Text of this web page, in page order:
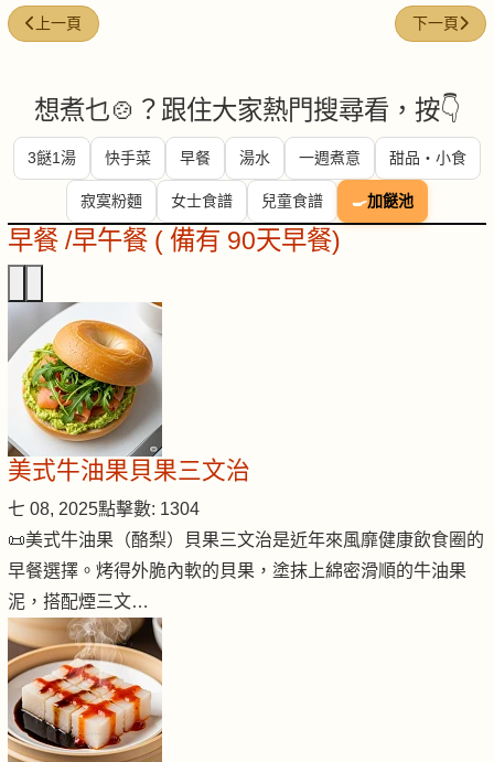
上一篇文章: 紅棗鮮鴨糯米飯
上一頁 下一篇文章
下一頁
想煮乜🍲？跟住大家熱門搜尋看，按👇
3餸1湯 快手菜 早餐 湯水 一週煮意 甜品・小食
寂寞粉麵 女士食譜 兒童食譜 🍳加餸池
早餐 /早午餐 ( 備有 90天早餐)
美式牛油果貝果三文治
七 08, 2025點擊數: 1304
📜美式牛油果（酪梨）貝果三文治是近年來風靡健康飲食圈的
早餐選擇。烤得外脆內軟的貝果，塗抹上綿密滑順的牛油果
泥，搭配煙三文…